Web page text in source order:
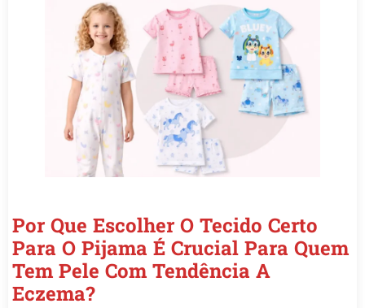
Por Que Escolher O Tecido Certo
Para O Pijama É Crucial Para Quem
Tem Pele Com Tendência A
Eczema?